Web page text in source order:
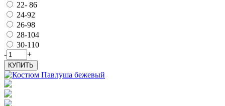
22- 86
24-92
26-98
28-104
30-110
-
+
КУПИТЬ